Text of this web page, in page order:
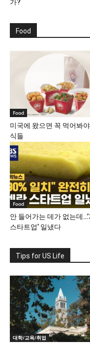
가?
Food
Food
미국에 왔으면 꼭 먹어봐
식들
Food
안 들어가는 데가 없는데
스타트업’ 일냈다
Tips for US Life
대학/교육/취업